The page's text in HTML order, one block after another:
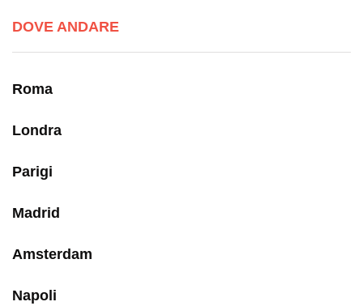
DOVE ANDARE
Roma
Londra
Parigi
Madrid
Amsterdam
Napoli